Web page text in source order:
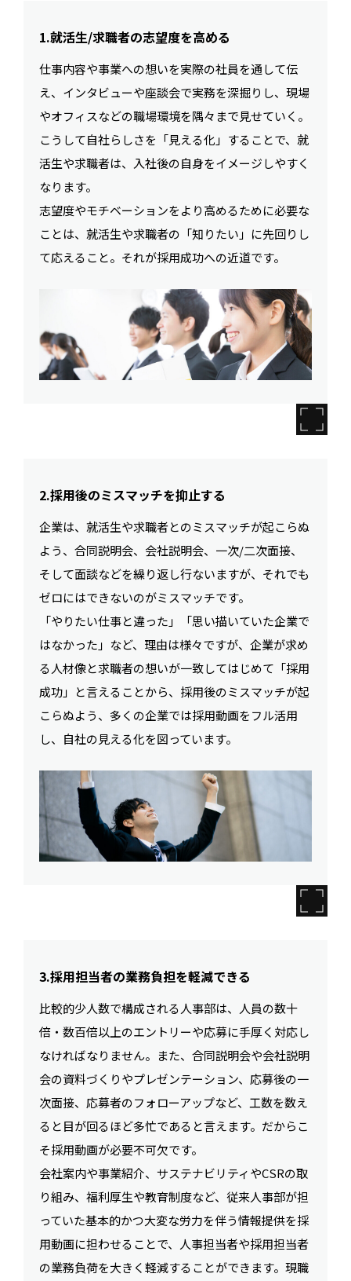
1.就活生/求職者の志望度を高める
仕事内容や事業への想いを実際の社員を通して伝
え、インタビューや座談会で実務を深掘りし、現場
やオフィスなどの職場環境を隅々まで見せていく。
こうして自社らしさを「見える化」することで、就
活生や求職者は、入社後の自身をイメージしやすく
なります。
志望度やモチベーションをより高めるために必要な
ことは、就活生や求職者の「知りたい」に先回りし
て応えること。それが採用成功への近道です。
2.採用後のミスマッチを抑止する
企業は、就活生や求職者とのミスマッチが起こらぬ
よう、合同説明会、会社説明会、一次/二次面接、
そして面談などを繰り返し行ないますが、それでも
ゼロにはできないのがミスマッチです。
「やりたい仕事と違った」「思い描いていた企業で
はなかった」など、理由は様々ですが、企業が求め
る人材像と求職者の想いが一致してはじめて「採用
成功」と言えることから、採用後のミスマッチが起
こらぬよう、多くの企業では採用動画をフル活用
し、自社の見える化を図っています。
3.採用担当者の業務負担を軽減できる
比較的少人数で構成される人事部は、人員の数十
倍・数百倍以上のエントリーや応募に手厚く対応し
なければなりません。また、合同説明会や会社説明
会の資料づくりやプレゼンテーション、応募後の一
次面接、応募者のフォローアップなど、工数を数え
ると目が回るほど多忙であると言えます。だからこ
そ採用動画が必要不可欠です。
会社案内や事業紹介、サステナビリティやCSRの取
り組み、福利厚生や教育制度など、従来人事部が担
っていた基本的かつ大変な労力を伴う情報提供を採
用動画に担わせることで、人事担当者や採用担当者
の業務負荷を大きく軽減することができます。現職